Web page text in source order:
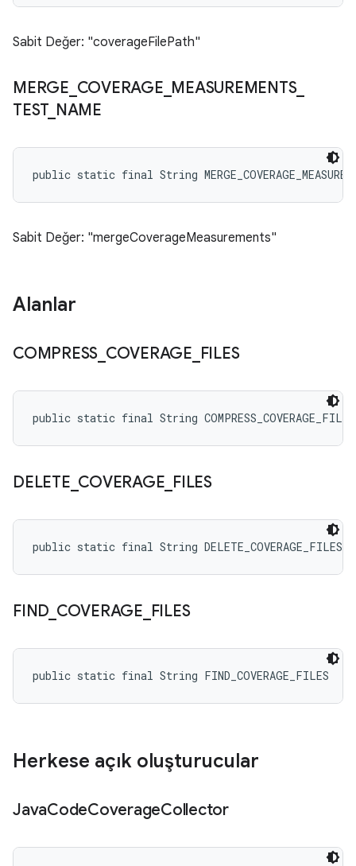
Sabit Değer: "coverageFilePath"
MERGE COVERAGE MEASUREMENTS_
TEST_ NAME
public static final String
Sabit Değer: "mergeCoverageMeasurements"
Alanlar
COMPRESS COVERAGE FILES
public static final String COMPRESS_COVERAGE_FILES
DELETE COVERAGE FILES
public static final String DELETE_COVERAGE_FILES
FIND COVERAGE FILES
public static final String FIND_COVERAGE_FILES
Herkese açık oluşturucular
JavaCodeCoverageCollector